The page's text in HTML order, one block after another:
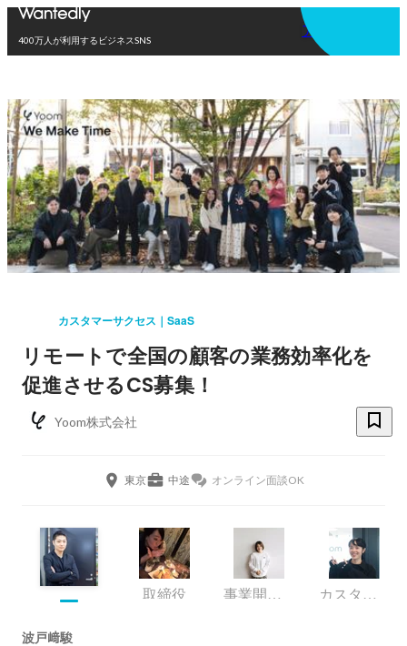
400万人が利用するビジネスSNS
アプリを使う
カスタマーサクセス｜SaaS
リモートで全国の顧客の業務効率化を
促進させるCS募集！
Yoom株式会社
東京 中途 オンライン面談OK
取締役 事業開発 プロジェクトリーダー カスタマーサクセス
波戸﨑駿